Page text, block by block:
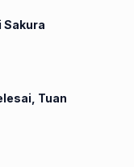
Sakura
Tuan